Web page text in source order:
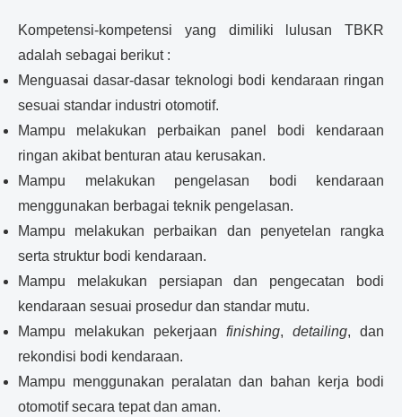
Kompetensi-kompetensi yang dimiliki lulusan TBKR
adalah sebagai berikut :
Menguasai dasar-dasar teknologi bodi kendaraan ringan
sesuai standar industri otomotif.
Mampu melakukan perbaikan panel bodi kendaraan
ringan akibat benturan atau kerusakan.
Mampu melakukan pengelasan bodi kendaraan
menggunakan berbagai teknik pengelasan.
Mampu melakukan perbaikan dan penyetelan rangka
serta struktur bodi kendaraan.
Mampu melakukan persiapan dan pengecatan bodi
kendaraan sesuai prosedur dan standar mutu.
Mampu melakukan pekerjaan finishing, detailing, dan
rekondisi bodi kendaraan.
Mampu menggunakan peralatan dan bahan kerja bodi
otomotif secara tepat dan aman.